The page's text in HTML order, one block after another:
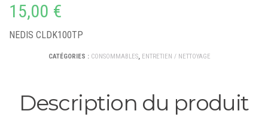
15,00 €
NEDIS CLDK100TP
CATÉGORIES : CONSOMMABLES, ENTRETIEN / NETTOYAGE
Description du produit